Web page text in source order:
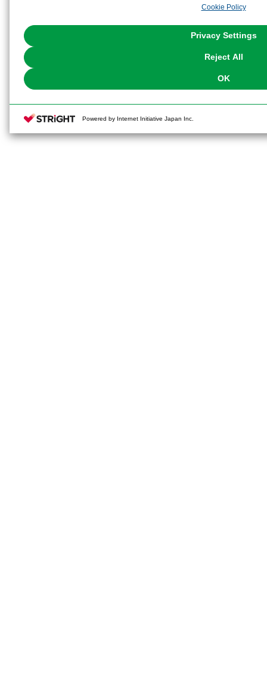
the use of all Cookies except for Strictly Necessary Cookies, please
Cookie Policy
Privacy Settings
Reject All
OK
Powered by Internet Initiative Japan Inc.